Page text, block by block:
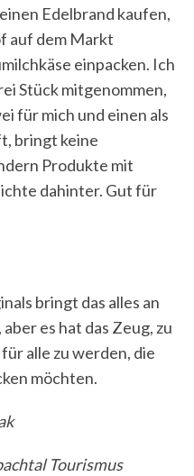
Edelbrand kaufen,
auf dem Markt
einpacken. Ich
Stück mitgenommen,
für mich und einen als
bringt keine
Produkte mit
dahinter. Gut für
bringt das alles an
es hat das Zeug, zu
alle zu werden, die
möchten.
Tourismus